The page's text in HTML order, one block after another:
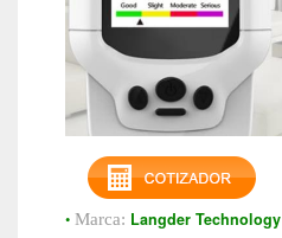
• Marca: Langder Technology